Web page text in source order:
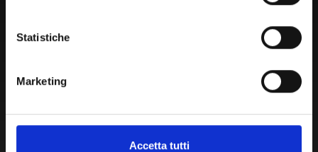
Statistiche
Marketing
Accetta tutti
Portale Amministrazione Trasparente (PAT in fase di
Atti di Notifica
Presidio Qualità